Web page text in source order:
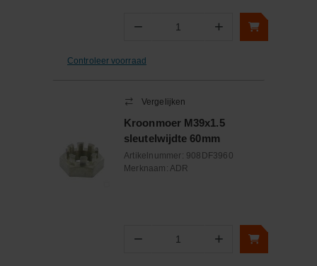
− Aantal +
Controleer voorraad
Vergelijken
Kroonmoer M39x1.5
sleutelwijdte 60mm
Artikelnummer: 908DF3960
Merknaam: ADR
− Aantal +